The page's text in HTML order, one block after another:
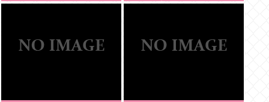
します。助けて下さい」